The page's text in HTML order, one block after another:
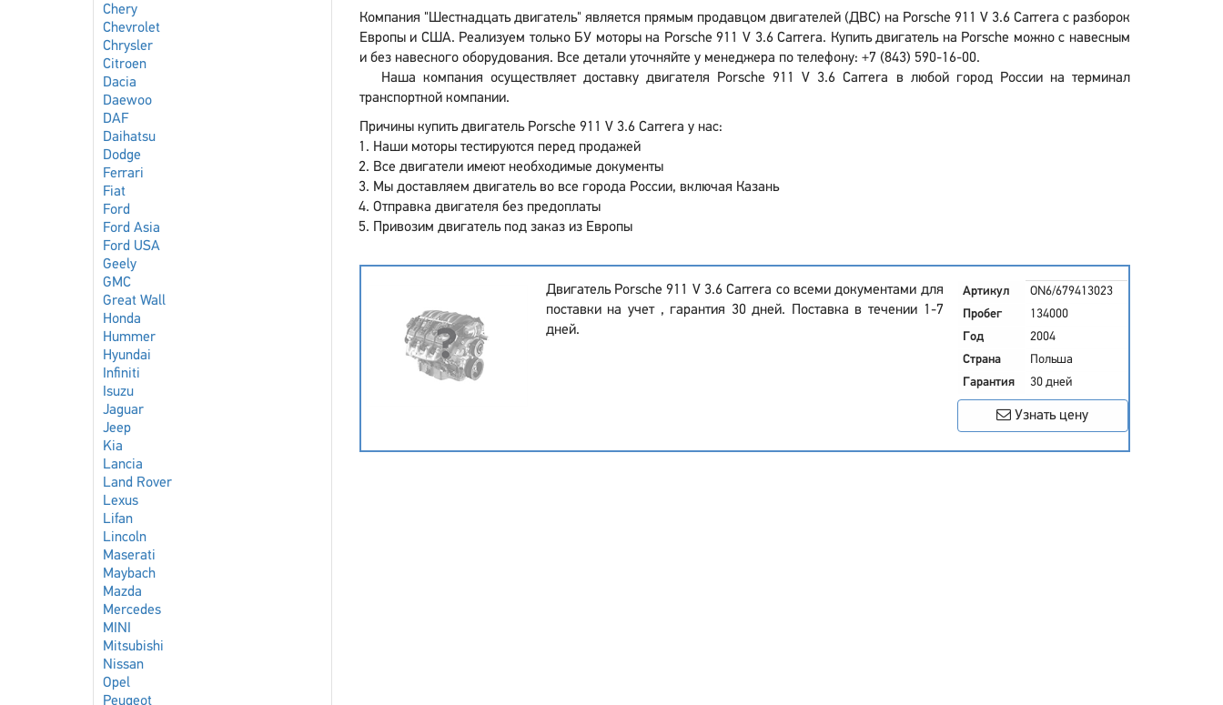
Chery
Chevrolet
Chrysler
Citroen
Dacia
Daewoo
DAF
Daihatsu
Dodge
Ferrari
Fiat
Ford
Ford Asia
Ford USA
Geely
GMC
Great Wall
Honda
Hummer
Hyundai
Infiniti
Isuzu
Jaguar
Jeep
Kia
Lancia
Land Rover
Lexus
Lifan
Lincoln
Maserati
Maybach
Mazda
Mercedes
MINI
Mitsubishi
Nissan
Opel
Peugeot
Компания "Шестнадцать двигатель" является прямым продавцом двигателей (ДВС) на Porsche 911 V 3.6 Carrera с разборок
Европы и США. Реализуем только БУ моторы на Porsche 911 V 3.6 Carrera. Купить двигатель на Porsche можно с навесным
и без навесного оборудования. Все детали уточняйте у менеджера по телефону: +7 (843) 590-16-00.
Наша компания осуществляет доставку двигателя Porsche 911 V 3.6 Carrera в любой город России на терминал
транспортной компании.
Причины купить двигатель Porsche 911 V 3.6 Carrera у нас:
Наши моторы тестируются перед продажей
Все двигатели имеют необходимые документы
Мы доставляем двигатель во все города России, включая Казань
Отправка двигателя без предоплаты
Привозим двигатель под заказ из Европы
Двигатель Porsche 911 V 3.6 Carrera со всеми документами для
поставки на учет , гарантия 30 дней. Поставка в течении 1-7
дней.
Артикул
ON6/679413023
Пробег
134000
Год
2004
Страна
Польша
Гарантия
30 дней
Узнать цену